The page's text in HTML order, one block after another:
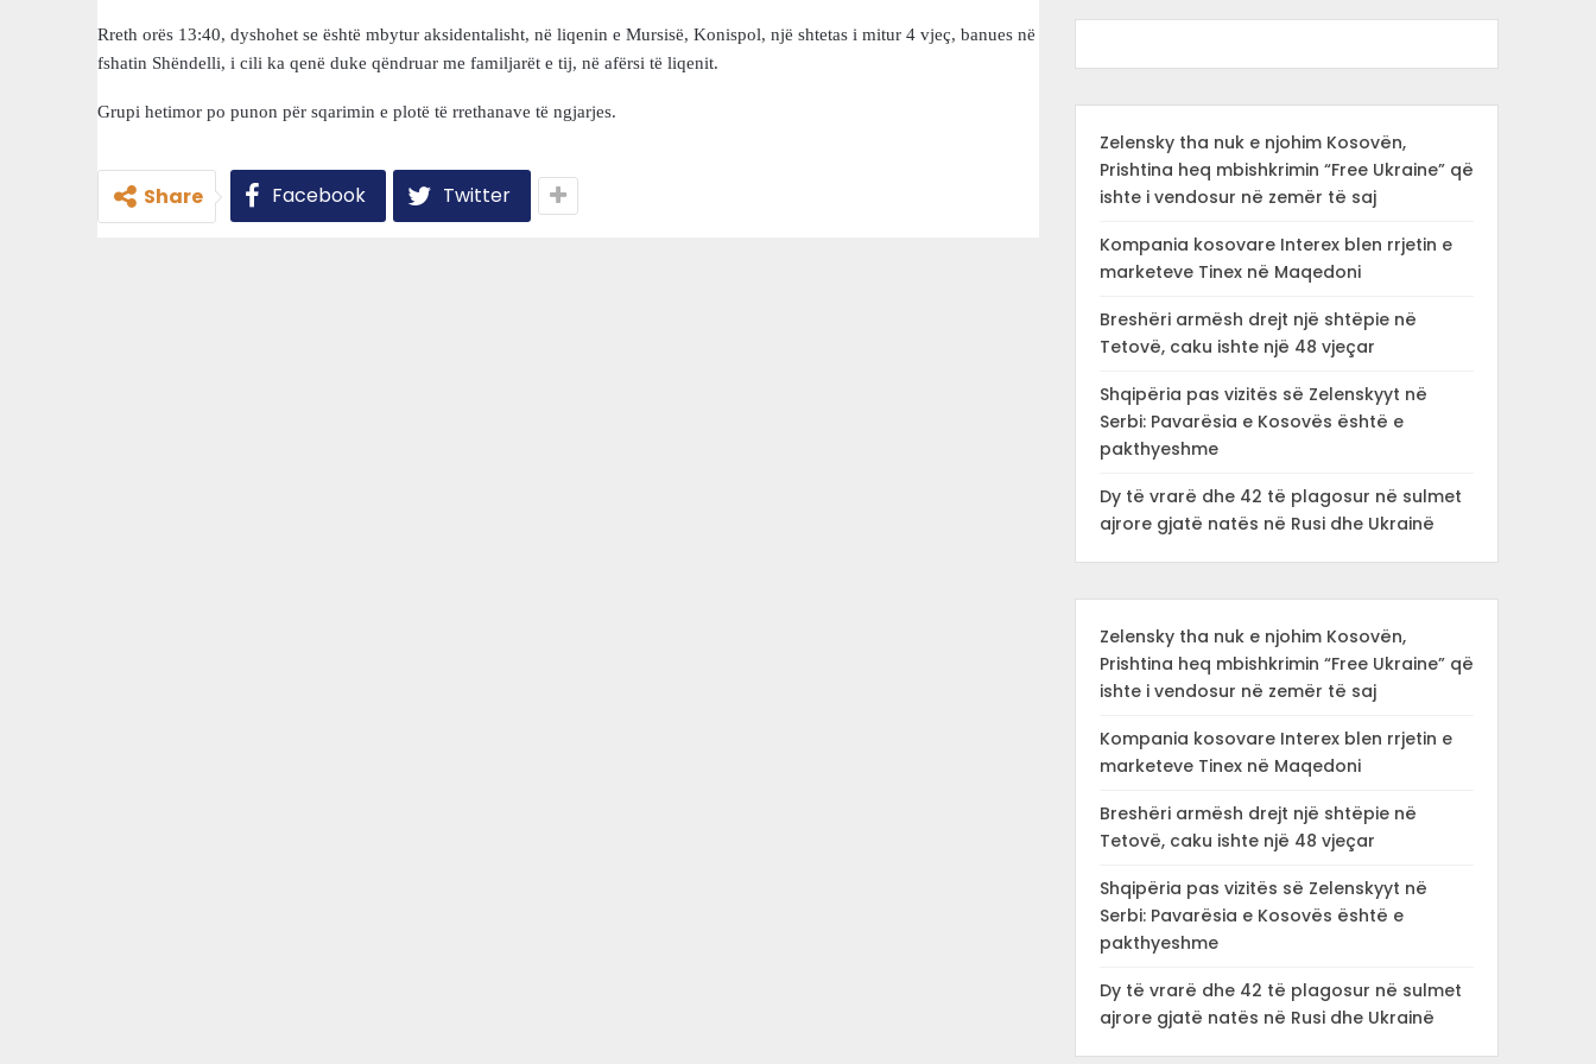
Rreth orës 13:40, dyshohet se është mbytur aksidentalisht, në liqenin e Mursisë, Konispol, një shtetas i mitur 4 vjeç, banues në
fshatin Shëndelli, i cili ka qenë duke qëndruar me familjarët e tij, në afërsi të liqenit.
Grupi hetimor po punon për sqarimin e plotë të rrethanave të ngjarjes.
Share Facebook Twitter
Zelensky tha nuk e njohim Kosovën,
Prishtina heq mbishkrimin “Free Ukraine” që
ishte i vendosur në zemër të saj
Kompania kosovare Interex blen rrjetin e
marketeve Tinex në Maqedoni
Breshëri armësh drejt një shtëpie në
Tetovë, caku ishte një 48 vjeçar
Shqipëria pas vizitës së Zelenskyyt në
Serbi: Pavarësia e Kosovës është e
pakthyeshme
Dy të vrarë dhe 42 të plagosur në sulmet
ajrore gjatë natës në Rusi dhe Ukrainë
Zelensky tha nuk e njohim Kosovën,
Prishtina heq mbishkrimin “Free Ukraine” që
ishte i vendosur në zemër të saj
Kompania kosovare Interex blen rrjetin e
marketeve Tinex në Maqedoni
Breshëri armësh drejt një shtëpie në
Tetovë, caku ishte një 48 vjeçar
Shqipëria pas vizitës së Zelenskyyt në
Serbi: Pavarësia e Kosovës është e
pakthyeshme
Dy të vrarë dhe 42 të plagosur në sulmet
ajrore gjatë natës në Rusi dhe Ukrainë